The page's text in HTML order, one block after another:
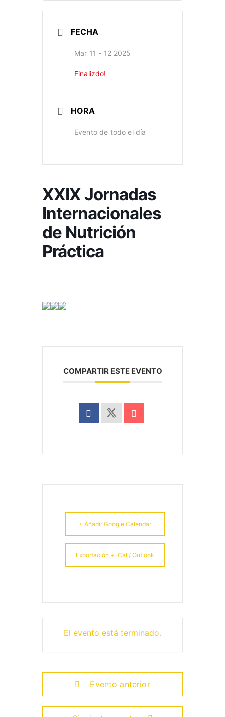
FECHA
Mar 11 - 12 2025
Finalizdo!
HORA
Evento de todo el día
XXIX Jornadas
Internacionales
de Nutrición
Práctica
COMPARTIR ESTE EVENTO
+ Añadir Google Calendar
Exportación + iCal / Outlook
El evento está terminado.
Evento anterior